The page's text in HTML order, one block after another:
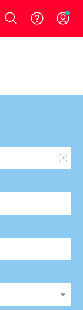
Login